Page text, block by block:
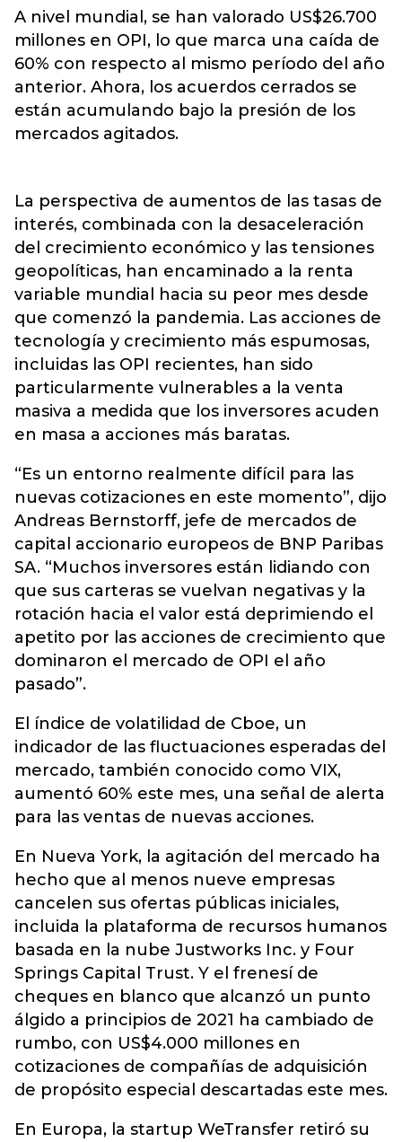
A nivel mundial, se han valorado US$26.700
millones en OPI, lo que marca una caída de
60% con respecto al mismo período del año
anterior. Ahora, los acuerdos cerrados se
están acumulando bajo la presión de los
mercados agitados.
La perspectiva de aumentos de las tasas de
interés, combinada con la desaceleración
del crecimiento económico y las tensiones
geopolíticas, han encaminado a la renta
variable mundial hacia su peor mes desde
que comenzó la pandemia. Las acciones de
tecnología y crecimiento más espumosas,
incluidas las OPI recientes, han sido
particularmente vulnerables a la venta
masiva a medida que los inversores acuden
en masa a acciones más baratas.
“Es un entorno realmente difícil para las
nuevas cotizaciones en este momento”, dijo
Andreas Bernstorff, jefe de mercados de
capital accionario europeos de BNP Paribas
SA. “Muchos inversores están lidiando con
que sus carteras se vuelvan negativas y la
rotación hacia el valor está deprimiendo el
apetito por las acciones de crecimiento que
dominaron el mercado de OPI el año
pasado”.
El índice de volatilidad de Cboe, un
indicador de las fluctuaciones esperadas del
mercado, también conocido como VIX,
aumentó 60% este mes, una señal de alerta
para las ventas de nuevas acciones.
En Nueva York, la agitación del mercado ha
hecho que al menos nueve empresas
cancelen sus ofertas públicas iniciales,
incluida la plataforma de recursos humanos
basada en la nube Justworks Inc. y Four
Springs Capital Trust. Y el frenesí de
cheques en blanco que alcanzó un punto
álgido a principios de 2021 ha cambiado de
rumbo, con US$4.000 millones en
cotizaciones de compañías de adquisición
de propósito especial descartadas este mes.
En Europa, la startup WeTransfer retiró su